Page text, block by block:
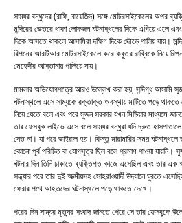
সাম্যর বন্ধুদের (রাফি, বায়েজিদ) সঙ্গে মোটরসাইকেলের অপর
মন্দিরের ভেতরে থাকা লোকজন ঘটনাস্থলের দিকে এগিয়ে এলে
দিকে আসতে থাকলে আসামিরা দক্ষিণ দিকে দৌড়ে পালিয় যায়।
রিপনের আরটিআর মোটরসাইকেলে করে কবুতর রাব্বিকে নিয়ে
মেহেদীর আস্তানায় পালিয়ে যায়।
মামলার অভিযোগপত্রে আরও উল্লেখ করা হয়, সন্দিগ্ধ আসামি
ঘটনাস্থলে এসে সাম্যকে রক্তাক্ত অবস্থায় মাটিতে পড়ে থাকতে
নিয়ে যেতে বলে এবং পরে সুজন সরকার যখন মিডিয়ার মাধ্যমে
তার ফেসবুক লাইভে এসে বলে সাম্যর বন্ধুরা যদি দ্রুত
যেত না। যা পরে ভাইরাল হয়। কিন্তু মারামারির সময় ঘটনাস্থলে
কোনো পূর্ব পরিচিত বা যোগসূত্র ছিল বলে প্রমাণ পাওয়া যায়নি।
ঘটনার দিন তিনি ঢাকাতে ব্যক্তিগত কাজে এসেছিল এবং তার এক
সন্ধ্যার পরে তার দুই আত্মীয়সহ সোহরাওয়ার্দী উদ্যানে ঘুরতে
ফেরার পথে আহতদের ঘটনাস্থলে পড়ে থাকতে দেখে।
পরের দিন সাম্যর মৃত্যুর সংবাদ জানতে পেরে সে তার ফেসবুকে